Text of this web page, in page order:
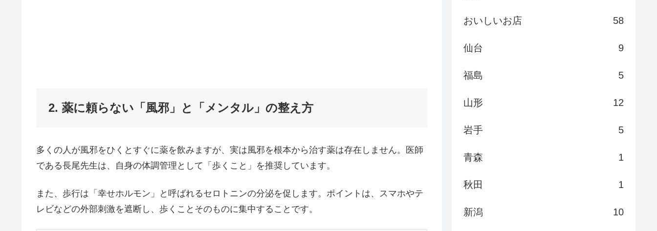
2. 薬に頼らない「風邪」と「メンタル」の整え方
多くの人が風邪をひくとすぐに薬を飲みますが、実は風邪を根本から治す薬は存在しません。医師
である長尾先生は、自身の体調管理として「歩くこと」を推奨しています。
また、歩行は「幸せホルモン」と呼ばれるセロトニンの分泌を促します。ポイントは、スマホやテ
レビなどの外部刺激を遮断し、歩くことそのものに集中することです。
おいしいお店 58
仙台 9
福島 5
山形 12
岩手 5
青森 1
秋田 1
新潟 10